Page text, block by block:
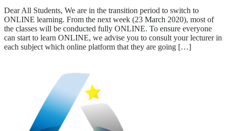
Dear All Students, We are in the transition period to switch to
ONLINE learning. From the next week (23 March 2020), most of
the classes will be conducted fully ONLINE. To ensure everyone
can start to learn ONLINE, we advise you to consult your lecturer in
each subject which online platform that they are going […]